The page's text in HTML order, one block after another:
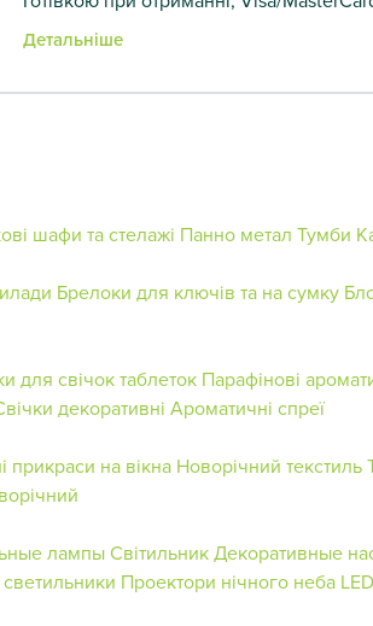
Детальніше
шафи та стелажі Панно метал Тумби
Брелоки для ключів та на сумку
для свічок таблеток Парафінові
декоративні Ароматичні спреї
прикраси на вікна Новорічний текстиль
лампыСвітильникДекоративные
Проектори нічного неба